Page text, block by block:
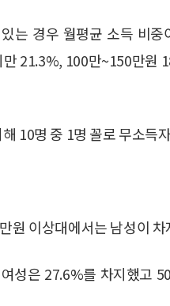
는 경우 월평균 소득 비
21.3%, 100만~150만원
10명 중 1명 꼴로 무소득
원 이상대에서는 남성이
성은 27.6%를 차지했고